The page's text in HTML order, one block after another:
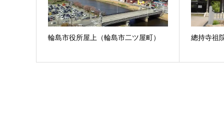
輪島市役所屋上（輪島市二ツ屋町） 總持寺祖